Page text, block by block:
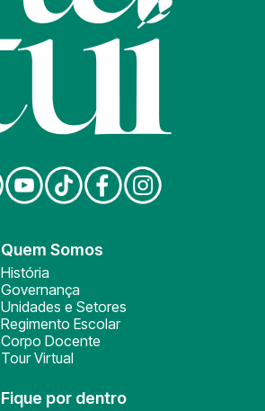
Quem Somos
História
Governança
Unidades e Setores
Regimento Escolar
Corpo Docente
Tour Virtual
Fique por dentro